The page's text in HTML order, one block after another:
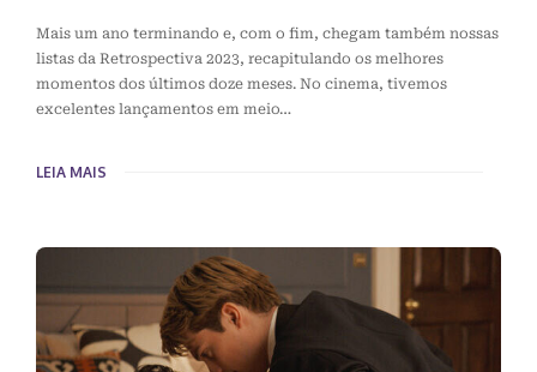
Mais um ano terminando e, com o fim, chegam também nossas
listas da Retrospectiva 2023, recapitulando os melhores
momentos dos últimos doze meses. No cinema, tivemos
excelentes lançamentos em meio…
LEIA MAIS